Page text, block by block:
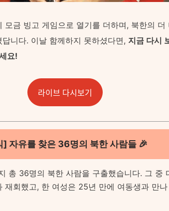
모금 빙고 게임으로 열기를 더하며, 북한의 더
니다. 이날 함께하지 못하셨다면, 지금 다시
요!
라이브 다시보기
] 자유를 찾은 36명의 북한 사람들 🎉
총 36명의 북한 사람을 구출했습니다. 그 중
재회했고, 한 여성은 25년 만에 여동생과 만